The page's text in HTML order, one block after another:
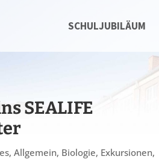
SCHULJUBILÄUM
SEALIFE
,Allgemein, Biologie, Exkursionen,